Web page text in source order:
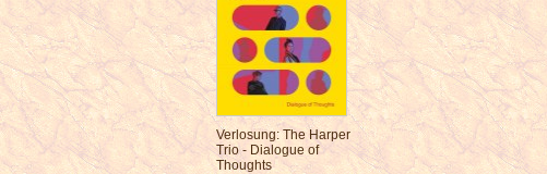
Verlosung: The Harper
Trio - Dialogue of
Thoughts